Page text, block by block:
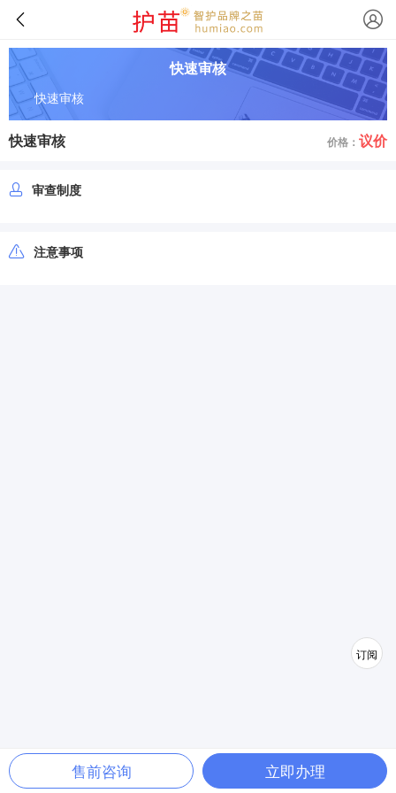
快速审核
快速审核
快速审核 价格： 议价
审查制度
注意事项
售前咨询 立即办理
订阅